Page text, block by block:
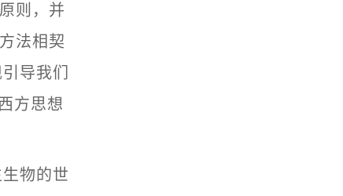
则，并
法相契
导我们
方思想
物的世